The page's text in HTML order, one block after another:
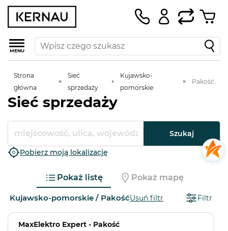
MENU
Strona
główna
Sieć
sprzedaży
Kujawsko-
pomorskie
Pakość
Sieć sprzedaży
Szukaj
Pobierz moją lokalizację
Pokaż listę Pokaż mapę
Kujawsko-pomorskie / PakośćUsuń filtr Filtr
MaxElektro Expert - Pakość